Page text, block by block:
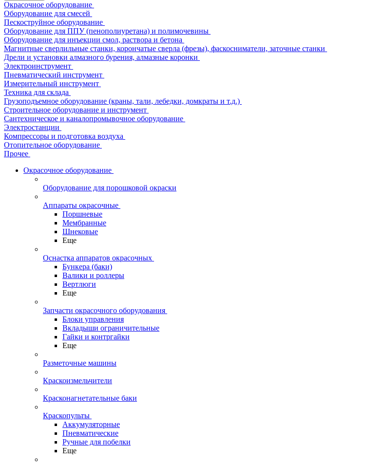
Окрасочное оборудование
Оборудование для смесей
Пескоструйное оборудование
Оборудование для ППУ (пенополиуретана) и полимочевины
Оборудование для инъекции смол, раствора и бетона
Магнитные сверлильные станки, корончатые сверла (фрезы), фаскосниматели, заточные станки
Дрели и установки алмазного бурения, алмазные коронки
Электроинструмент
Пневматический инструмент
Измерительный инструмент
Техника для склада
Грузоподъемное оборудование (краны, тали, лебедки, домкраты и т.д.)
Строительное оборудование и инструмент
Сантехническое и каналопромывочное оборудование
Электростанции
Компрессоры и подготовка воздуха
Отопительное оборудование
Прочее
Окрасочное оборудование
Оборудование для порошковой окраски
Аппараты окрасочные
Поршневые
Мембранные
Шнековые
Еще
Оснастка аппаратов окрасочных
Бункера (баки)
Валики и роллеры
Вертлюги
Еще
Запчасти окрасочного оборудования
Блоки управления
Вкладыши ограничительные
Гайки и контргайки
Еще
Разметочные машины
Краскоизмельчители
Красконагнетательные баки
Краскопульты
Аккумуляторные
Пневматические
Ручные для побелки
Еще